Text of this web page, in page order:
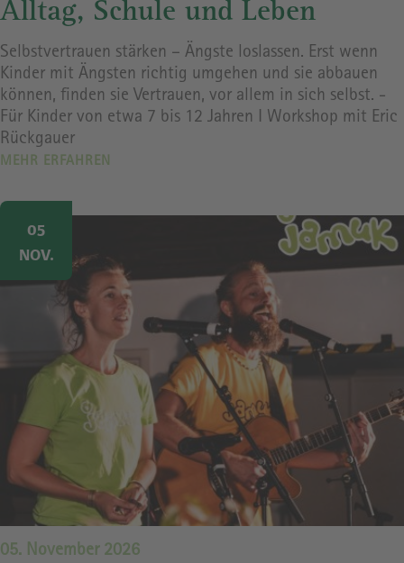
Alltag, Schule und Leben
Selbstvertrauen stärken – Ängste loslassen. Erst wenn
Kinder mit Ängsten richtig umgehen und sie abbauen
können, finden sie Vertrauen, vor allem in sich selbst. -
Für Kinder von etwa 7 bis 12 Jahren I Workshop mit Eric
Rückgauer
MEHR ERFAHREN
Image
05. November 2026
05
NOV.